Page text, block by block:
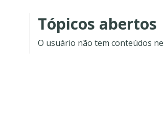
Tópicos abertos
O usuário não tem conteúdos